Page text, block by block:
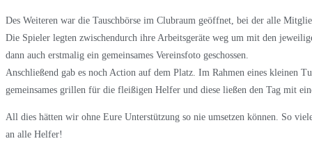
Des Weiteren war die Tauschbörse im Clubraum geöffnet, bei der alle
Die Spieler legten zwischendurch ihre Arbeitsgeräte weg um mit den
dann auch erstmalig ein gemeinsames Vereinsfoto geschossen.
Anschließend gab es noch Action auf dem Platz. Im Rahmen eines kleinen
gemeinsames grillen für die fleißigen Helfer und diese ließen den Tag mit
All dies hätten wir ohne Eure Unterstützung so nie umsetzen können. So
an alle Helfer!